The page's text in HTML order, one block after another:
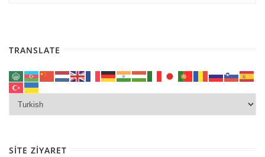
TRANSLATE
SITE ZIYARET